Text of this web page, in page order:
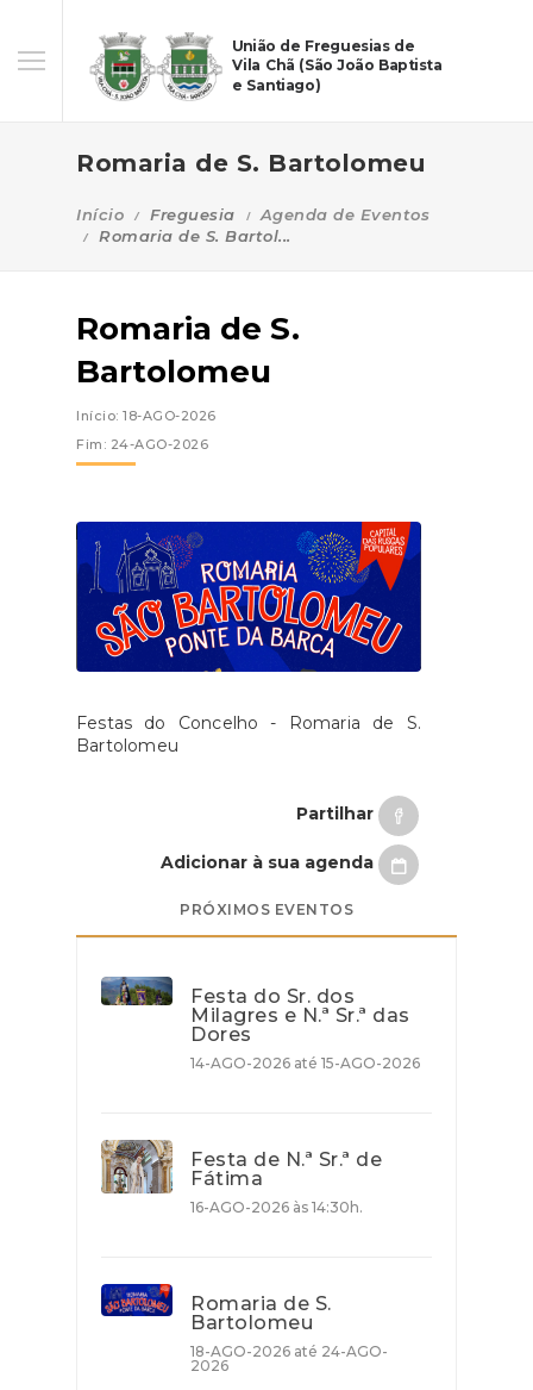
União de Freguesias de
Vila Chã (São João Baptista
e Santiago)
Romaria de S. Bartolomeu
Início Freguesia
Agenda de Eventos
Romaria de S. Bartol...
Romaria de S.
Bartolomeu
Início: 18-AGO-2026
Fim: 24-AGO-2026
Festas do Concelho - Romaria de S.
Bartolomeu
Partilhar
Adicionar à sua agenda
PRÓXIMOS EVENTOS
Festa do Sr. dos
Milagres e N.ª Sr.ª das
Dores
14-AGO-2026 até 15-AGO-2026
Festa de N.ª Sr.ª de
Fátima
16-AGO-2026 às 14:30h.
Romaria de S.
Bartolomeu
18-AGO-2026 até 24-AGO-
2026